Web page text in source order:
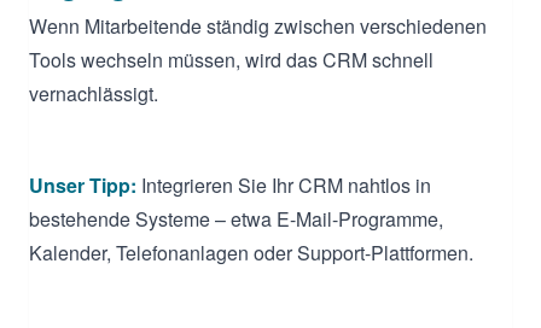
Wenn Mitarbeitende ständig zwischen verschiedenen
Tools wechseln müssen, wird das CRM schnell
vernachlässigt.
Unser Tipp: Integrieren Sie Ihr CRM nahtlos in
bestehende Systeme – etwa E-Mail-Programme,
Kalender, Telefonanlagen oder Support-Plattformen.